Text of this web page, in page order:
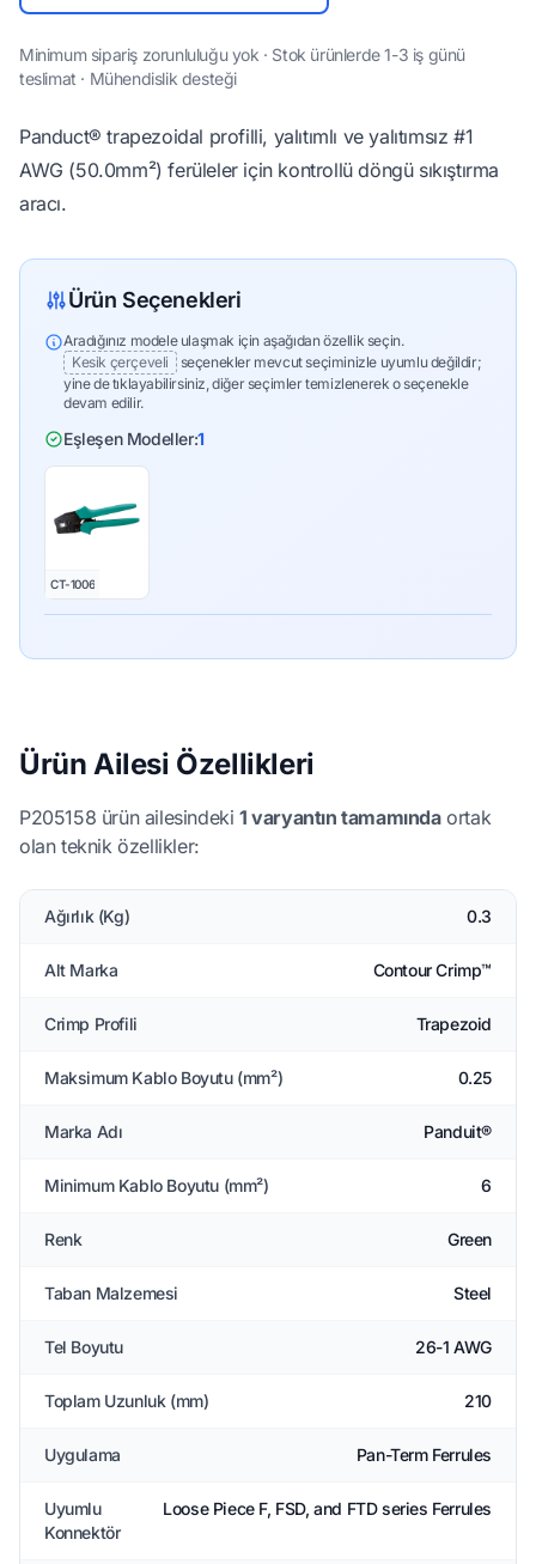
Minimum sipariş zorunluluğu yok · Stok ürünlerde 1-3 iş günü
teslimat · Mühendislik desteği
Panduct® trapezoidal profilli, yalıtımlı ve yalıtımsız #1
AWG (50.0mm²) ferüleler için kontrollü döngü sıkıştırma
aracı.
Ürün Seçenekleri
Aradığınız modele ulaşmak için aşağıdan özellik seçin.
Kesik çerçeveli
seçenekler mevcut seçiminizle uyumlu değildir;
yine de tıklayabilirsiniz, diğer seçimler temizlenerek o seçenekle
devam edilir.
Eşleşen Modeller:1
CT-1006
Ürün Ailesi Özellikleri
P205158 ürün ailesindeki 1 varyantın tamamındaortak
olan teknik özellikler:
Ağırlık (Kg) 0.3
Alt Marka Contour Crimp™
Crimp Profili Trapezoid
Maksimum Kablo Boyutu (mm²) 0.25
Marka Adı Panduit®
Minimum Kablo Boyutu (mm²) 6
Renk Green
Taban Malzemesi Steel
Tel Boyutu 26-1 AWG
Toplam Uzunluk (mm) 210
Uygulama Pan-Term Ferrules
Uyumlu
Konnektör
Loose Piece F, FSD, and FTD series Ferrules